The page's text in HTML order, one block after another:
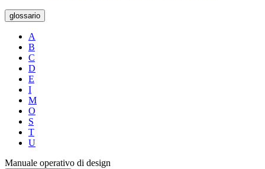
glossario
A
B
C
D
E
I
M
O
S
T
U
Manuale operativo di design